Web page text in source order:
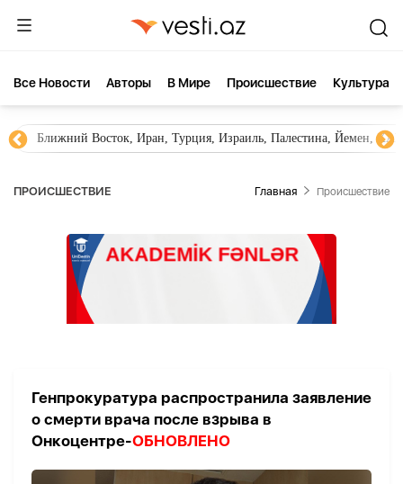
Все Новости Aвторы В Мире Происшествие Культура
Ближний Восток, Иран, Турция, Израиль, Палестина, Йемен,
ПРОИСШЕСТВИЕ Главная Происшествие
Генпрокуратура распространила заявление
о смерти врача после взрыва в
Онкоцентре-ОБНОВЛЕНО